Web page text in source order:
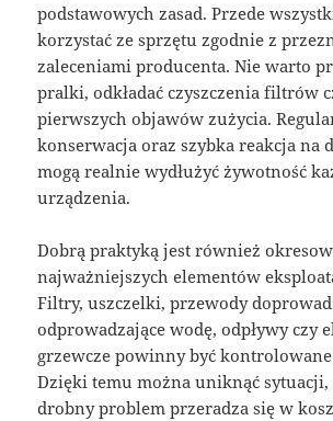
podstawowych zasad. Przede
korzystać ze sprzętu zgodnie z
zaleceniami producenta. Nie warto
pralki, odkładać czyszczenia filtrów
pierwszych objawów zużycia.
konserwacja oraz szybka reakcja na
mogą realnie wydłużyć żywotność
urządzenia.
Dobrą praktyką jest również
najważniejszych elementów
Filtry, uszczelki, przewody
odprowadzające wodę, odpływy czy
grzewcze powinny być
Dzięki temu można uniknąć
drobny problem przeradza się w